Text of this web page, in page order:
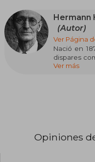
Hermann
(Autor)
Ver Página
Nació en
dispares
pero con la
Literatura.
Ver más
Opiniones